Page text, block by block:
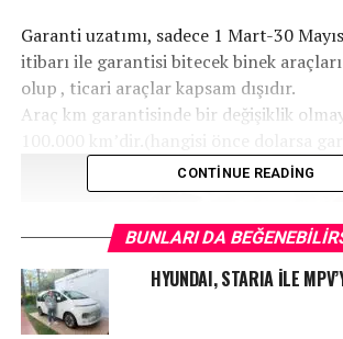
Garanti uzatımı, sadece 1 Mart-30
itibarı ile garantisi bitecek binek
olup , ticari araçlar kapsam dışıdır.
Araç km garantisinde bir değişiklik
CONTINUE READING
BUNLARI DA
HYUNDAI, STARIA İLE